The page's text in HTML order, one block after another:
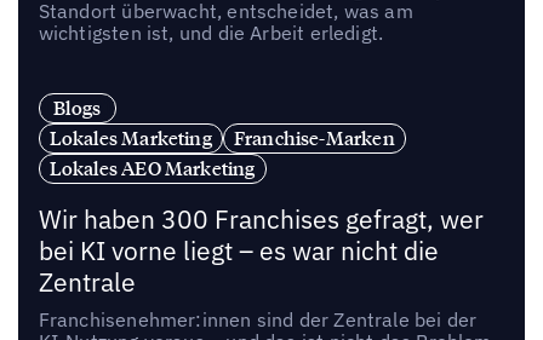
Standort überwacht, entscheidet, was am
wichtigsten ist, und die Arbeit erledigt.
Blogs
Lokales Marketing
Franchise-Marken
Lokales AEO Marketing
Wir haben 300 Franchises gefragt, wer
bei KI vorne liegt – es war nicht die
Zentrale
Franchisenehmer:innen sind der Zentrale bei der